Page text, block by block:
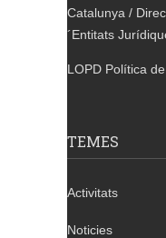
Catalunya /
´Entitats
LOPD Política
TEMES
Activitats
Noticies